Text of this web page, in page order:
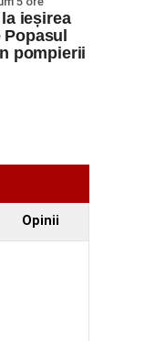
ieșirea
pompierii
Opinii